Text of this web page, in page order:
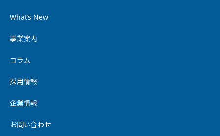
What’s New
事業案内
コラム
採用情報
企業情報
お問い合わせ